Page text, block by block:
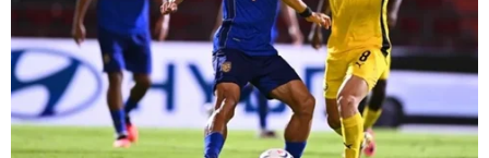
08/08/2026 12:20
Việt Nam-Ấn Độ thúc đẩy hợp tác
nghiên cứu, đào tạo và tư vấn chính